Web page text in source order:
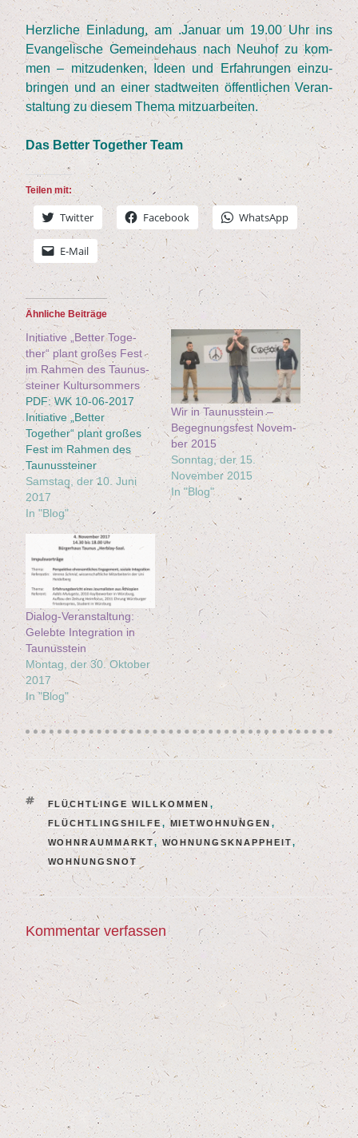
Herz­li­che Ein­la­dung, am .Janu­ar um 19.00Uhr ins
Evan­ge­li­sche Gemein­de­haus nach Neu­hof zu kom­
men – mit­zu­den­ken, Ideen und Erfah­run­gen ein­zu­
brin­gen und an einer stadt­wei­ten öffent­li­chen Ver­an­
stal­tung zu die­sem The­ma mitzuarbeiten.
Das Bet­ter Tog­e­ther Team
Tei­len mit:
Twit­ter Face­book Whats­App
E‑Mail
Ähn­li­che Beiträge
Initia­ti­ve ​„Bet­ter Tog­e­
ther“ plant gro­ßes Fest
im Rah­men des Tau­nus­
stei­ner Kultursommers
PDF: WK 10-06-2017
Initiative „Better
Together“ plant großes
Fest im Rahmen des
Taunussteiner
Kultursommers
Samstag, der 10. Juni
2017
In "Blog"
Wir in Tau­nus­stein –
Begeg­nungs­fest Novem­
ber 2015
Sonntag, der 15.
November 2015
In "Blog"
Dia­log-Ver­an­stal­tung:
Geleb­te Inte­gra­ti­on in
Taunusstein
Montag, der 30. Oktober
2017
In "Blog"
SCHLAGWÖRTER
FLÜCHTLINGE WILLKOMMEN,
FLÜCHTLINGSHILFE,MIETWOHNUNGEN ,
WOHNRAUMMARKT, WOHNUNGSKNAPPHEIT,
WOHNUNGSNOT
Kommentar verfassen